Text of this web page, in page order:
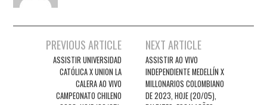
navigation
PREVIOUS ARTICLE
ASSISTIR UNIVERSIDAD
CATÓLICA X UNION LA
CALERA AO VIVO
CAMPEONATO CHILENO
NEXT ARTICLE
ASSISTIR AO VIVO
INDEPENDIENTE MEDELLÍN X
MILLONARIOS COLOMBIANO
DE 2023, HOJE (20/05),